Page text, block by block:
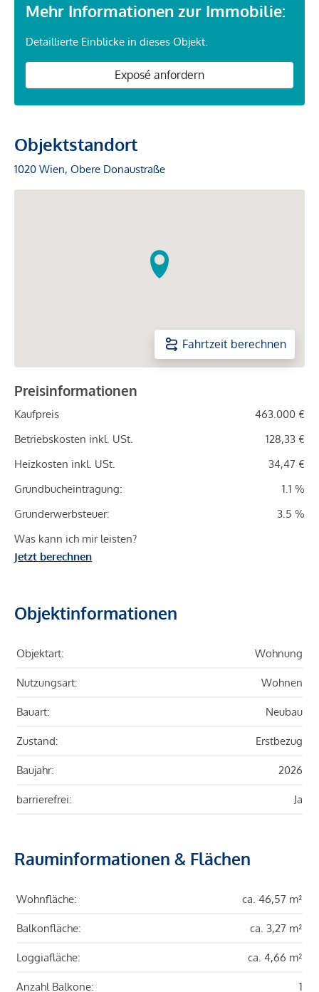
Mehr Informationen zur Immobilie:
Detaillierte Einblicke in dieses Objekt.
Exposé anfordern
Objektstandort
1020 Wien, Obere Donaustraße
Fahrtzeit berechnen
Preisinformationen
Kaufpreis
463.000 €
Betriebskosten inkl. USt.
128,33 €
Heizkosten inkl. USt.
34,47 €
Grundbucheintragung:
1.1 %
Grunderwerbsteuer:
3.5 %
Was kann ich mir leisten?
Jetzt berechnen
Objektinformationen
Objektart: Wohnung
Nutzungsart: Wohnen
Bauart: Neubau
Zustand: Erstbezug
Baujahr: 2026
barrierefrei: Ja
Rauminformationen & Flächen
Wohnfläche: ca. 46,57 m²
Balkonfläche: ca. 3,27 m²
Loggiafläche: ca. 4,66 m²
Anzahl Balkone: 1